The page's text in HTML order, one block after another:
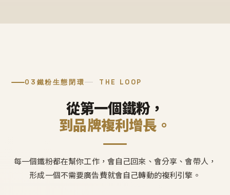
03 鐵粉生態閉環 THE LOOP
從第一個鐵粉，
到品牌複利增長。
每一個鐵粉都在幫你工作，會自己回來、會分享、會帶人，
形成一個不需要廣告費就會自己轉動的複利引擎。